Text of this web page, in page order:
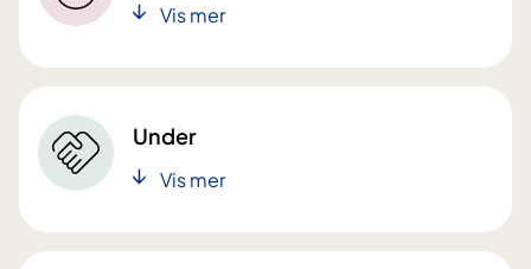
Vis mer
Under
Vis mer